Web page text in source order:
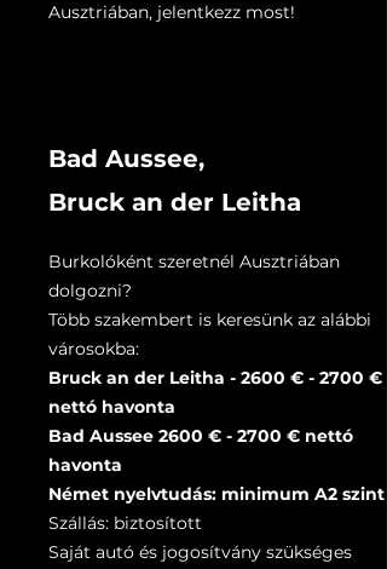
Ausztriában, jelentkezz most!
Bad Aussee,
Bruck an der Leitha
Burkolóként szeretnél Ausztriában
dolgozni?
Több szakembert is keresünk az alábbi
városokba:
Bruck an der Leitha - 2600 € - 2700 €
nettó havonta
Bad Aussee 2600 € - 2700 € nettó
havonta
Német nyelvtudás: minimum A2 szint
Szállás: biztosított
Saját autó és jogosítvány szükséges